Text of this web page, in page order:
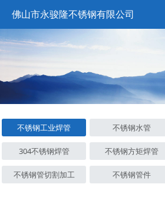
佛山市永骏隆不锈钢有限公司
不锈钢工业焊管 不锈钢水管
304不锈钢焊管 不锈钢方矩焊管
不锈钢管切割加工 不锈钢管件